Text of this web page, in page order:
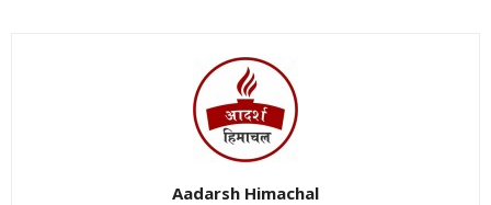
Aadarsh Himachal